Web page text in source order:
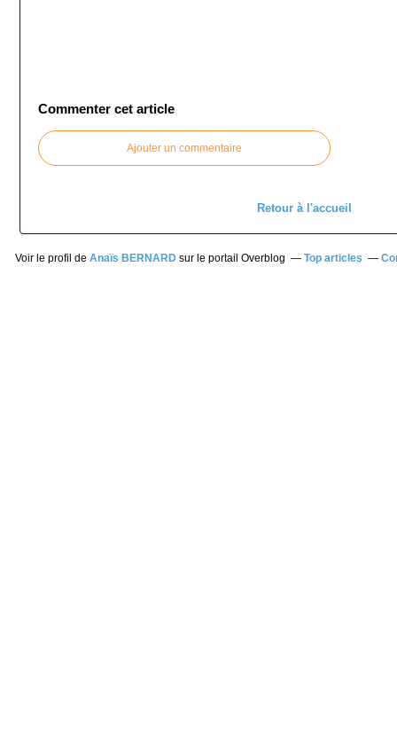
Commenter cet article
Ajouter un commentaire
Retour à l'accueil
Voir le profil de Anaïs BERNARDsur le portail Overblog Top articles